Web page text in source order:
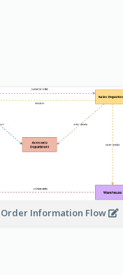
Order Information Flow